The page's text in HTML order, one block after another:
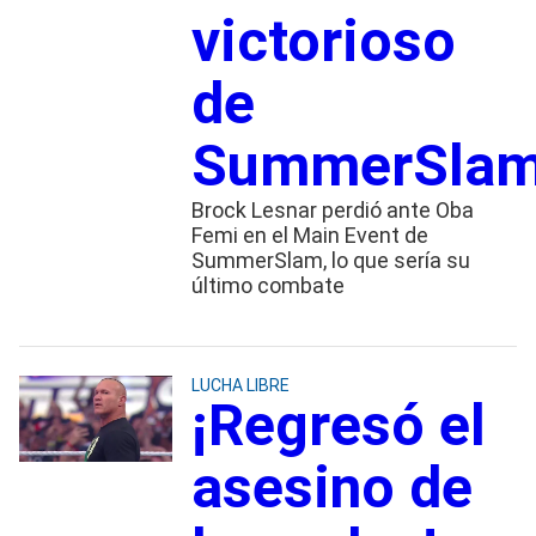
victorioso
de
Brock Lesnar perdió ante Oba
Femi en el Main Event de
SummerSlam, lo que sería su
último combate
LUCHA LIBRE
¡Regresó el
asesino de